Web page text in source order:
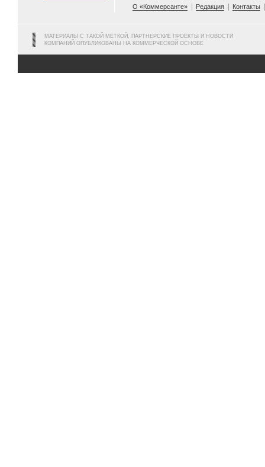
О «Коммерсанте»
Редакция Контакты
МАТЕРИАЛЫ С ТАКОЙ МЕТКОЙ, ПАРТНЕРСКИЕ ПРОЕКТЫ И НОВОСТИ
КОМПАНИЙ ОПУБЛИКОВАНЫ НА КОММЕРЧЕСКОЙ ОСНОВЕ